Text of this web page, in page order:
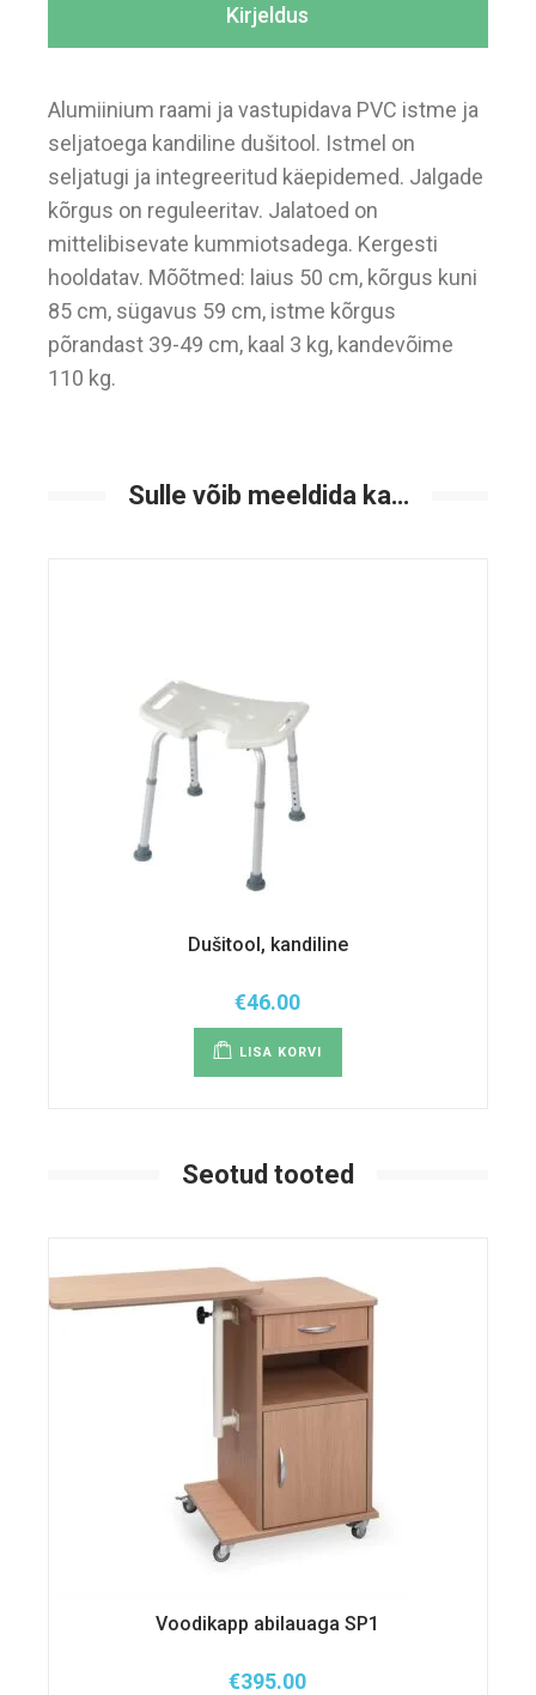
Kirjeldus
Alumiinium raami ja vastupidava PVC istme ja
seljatoega kandiline dušitool. Istmel on
seljatugi ja integreeritud käepidemed. Jalgade
kõrgus on reguleeritav. Jalatoed on
mittelibisevate kummiotsadega. Kergesti
hooldatav. Mõõtmed: laius 50 cm, kõrgus kuni
85 cm, sügavus 59 cm, istme kõrgus
põrandast 39-49 cm, kaal 3 kg, kandevõime
110 kg.
Sulle võib meeldida ka…
Dušitool, kandiline
€46.00
LISA KORVI
Seotud tooted
Voodikapp abilauaga SP1
€395.00